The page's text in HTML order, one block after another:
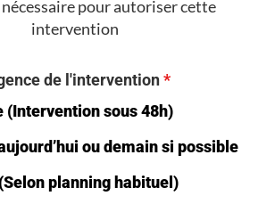
pour autoriser cette
intervention
de l'intervention*
sous 48h)
ou demain si possible
planning habituel)